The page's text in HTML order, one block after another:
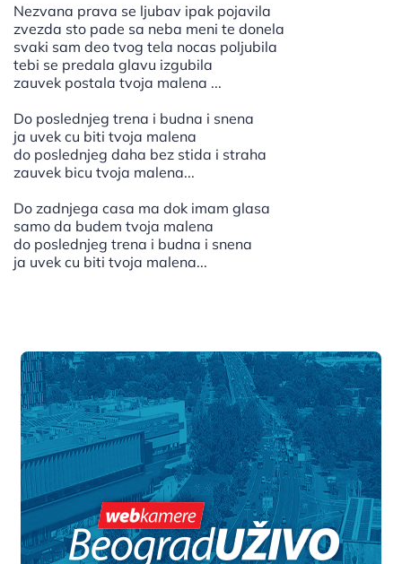
Nezvana prava se ljubav ipak pojavila
zvezda sto pade sa neba meni te donela
svaki sam deo tvog tela nocas poljubila
tebi se predala glavu izgubila
zauvek postala tvoja malena ...
Do poslednjeg trena i budna i snena
ja uvek cu biti tvoja malena
do poslednjeg daha bez stida i straha
zauvek bicu tvoja malena...
Do zadnjega casa ma dok imam glasa
samo da budem tvoja malena
do poslednjeg trena i budna i snena
ja uvek cu biti tvoja malena...